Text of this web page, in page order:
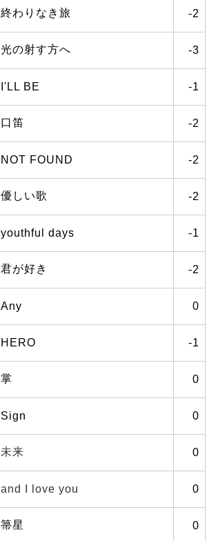
終わりなき旅 -2
光の射す方へ -3
I'LL BE -1
口笛 -2
NOT FOUND -2
優しい歌 -2
youthful days -1
君が好き -2
Any 0
HERO -1
掌 0
Sign 0
未来 0
and I love you 0
箒星 0